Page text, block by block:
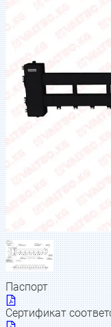
Паспорт
Сертификат